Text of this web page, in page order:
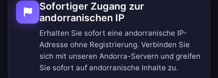
Sofortiger Zugang zur
andorranischen IP
Erhalten Sie sofort eine andorranische IP-
Adresse ohne Registrierung. Verbinden Sie
sich mit unseren Andorra-Servern und greifen
Sie sofort auf andorranische Inhalte zu.